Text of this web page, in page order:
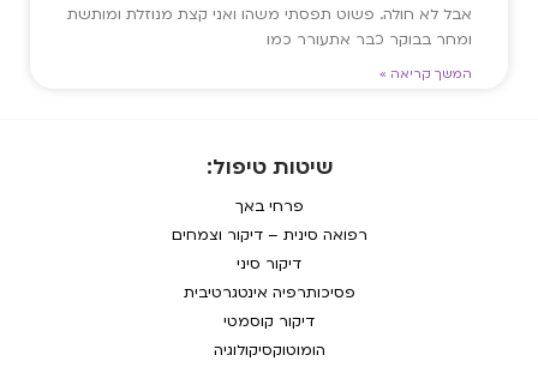
אבל לא חולה. פשוט תפסתי משהו ואני קצת מנוזלת ומותשת
ומחר בבוקר כבר אתעורר כמו
המשך קריאה »
שיטות טיפול:
פרחי באך
רפואה סינית – דיקור וצמחים
דיקור סיני
פסיכותרפיה אינטגרטיבית
דיקור קוסמטי
הומוטוקסיקולוגיה